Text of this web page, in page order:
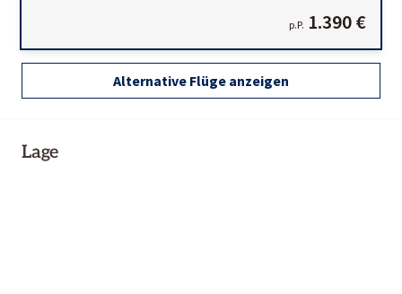
p.P. 1.390 €
Alternative Flüge anzeigen
Lage